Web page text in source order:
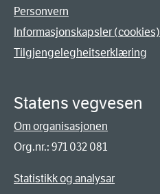
Personvern
Informasjonskapsler (cookies)
Tilgjengelegheitserklæring
Statens vegvesen
Om organisasjonen
Org.nr.: 971 032 081
Statistikk og analysar